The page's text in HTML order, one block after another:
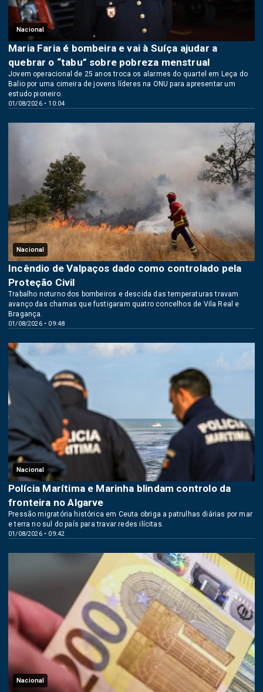
Nacional
01/08/2026 • 10:04
Maria Faria é bombeira e vai à Suíça ajudar a
quebrar o “tabu” sobre pobreza menstrual
Jovem operacional de 25 anos troca os alarmes do quartel em Leça do
Balio por uma cimeira de jovens líderes na ONU para apresentar um
estudo pioneiro.
Nacional
01/08/2026 • 09:48
Incêndio de Valpaços dado como controlado pela
Proteção Civil
Trabalho noturno dos bombeiros e descida das temperaturas travam
avanço das chamas que fustigaram quatro concelhos de Vila Real e
Bragança.
Nacional
01/08/2026 • 09:42
Polícia Marítima e Marinha blindam controlo da
fronteira no Algarve
Pressão migratória histórica em Ceuta obriga a patrulhas diárias por mar
e terra no sul do país para travar redes ilícitas.
Nacional